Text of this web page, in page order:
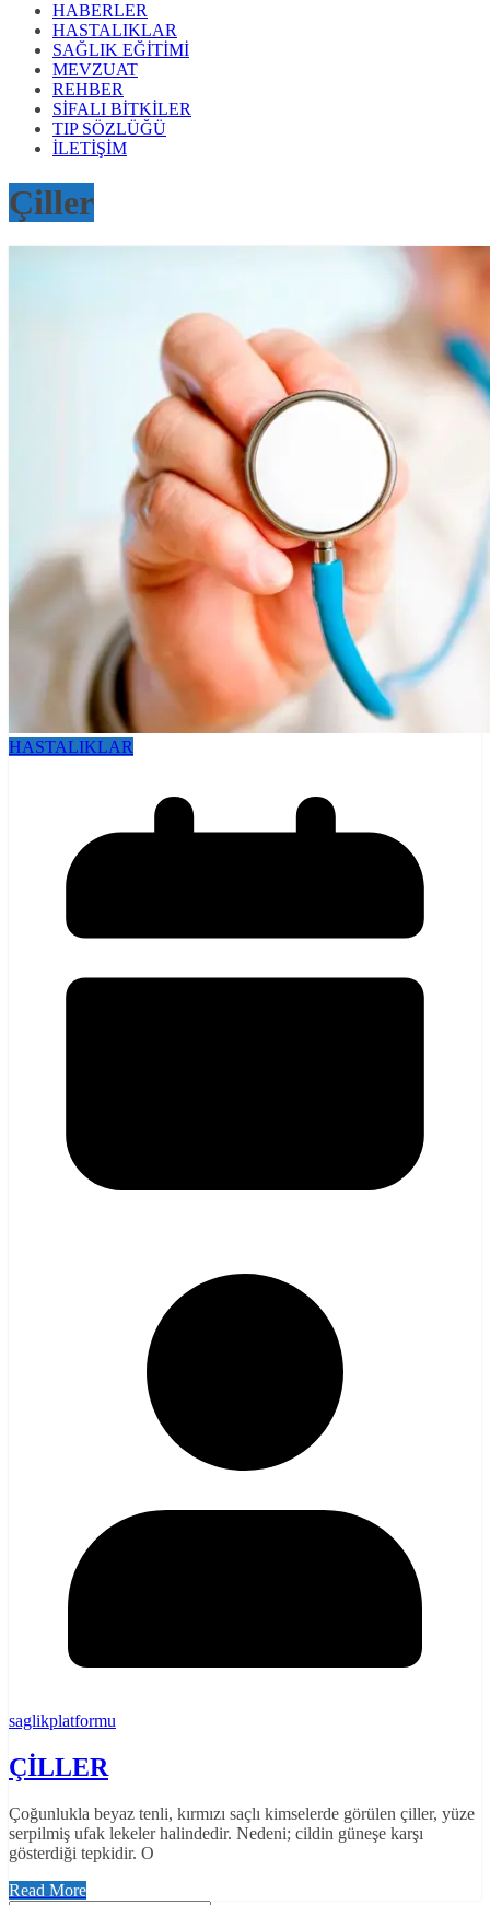
HABERLER
HASTALIKLAR
SAĞLIK EĞİTİMİ
MEVZUAT
REHBER
SİFALI BİTKİLER
TIP SÖZLÜĞÜ
İLETİŞİM
Çiller
HASTALIKLAR
saglikplatformu
ÇİLLER
Çoğunlukla beyaz tenli, kırmızı saçlı kimselerde görülen çiller, yüze
serpilmiş ufak lekeler halindedir. Nedeni; cildin güneşe karşı
gösterdiği tepkidir. O
Read More